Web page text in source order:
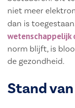
niet meer
dan is
wetenschappelijk
norm blijft, is
de gezondheid.
Stand